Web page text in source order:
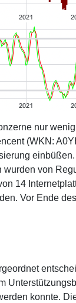
nur
(WKN:
von
14
Vor Ende
konnte.